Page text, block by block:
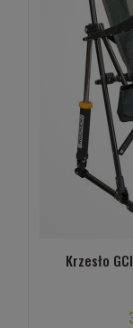
Krzesło